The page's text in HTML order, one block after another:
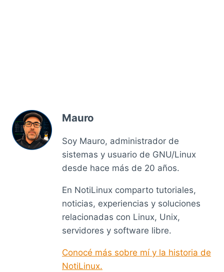
Mauro
Soy Mauro, administrador de
sistemas y usuario de GNU/Linux
desde hace más de 20 años.
En NotiLinux comparto tutoriales,
noticias, experiencias y soluciones
relacionadas con Linux, Unix,
servidores y software libre.
Conocé más sobre mí y la historia de
NotiLinux.